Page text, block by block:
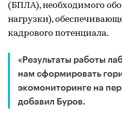
(БПЛА), необходимого
нагрузки),
кадрового потенциала.
«Результаты работы
нам сформировать
экомониторинге на
добавил Буров.